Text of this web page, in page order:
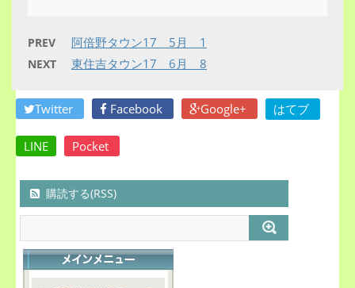
PREV 阿倍野タウン17＿5月＿1
NEXT 東住吉タウン17＿6月＿8
Twitter Facebook Google+ はてブ
LINE Pocket
購読する(RSS)